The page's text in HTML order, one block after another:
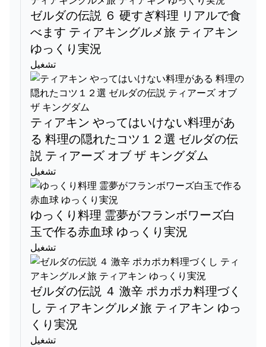
ゼルダの伝説 ６ 硬すぎ料理 リアルで食
べます ティアキングルメ旅 ティアキン
ゆっくり実況
تشغيل
ティアキン やってはいけない料理があ
る 料理の隠れたコツ１２選 ゼルダの伝
説 ティアーズ オブ ザ キングダム
تشغيل
ゆっくり料理 霊夢がフランボワーズ白
玉で作る赤血球 ゆっくり実況
تشغيل
ゼルダの伝説 ４ 激辛 ポカポカ料理づく
し ティアキングルメ旅 ティアキン ゆっ
くり実況
تشغيل